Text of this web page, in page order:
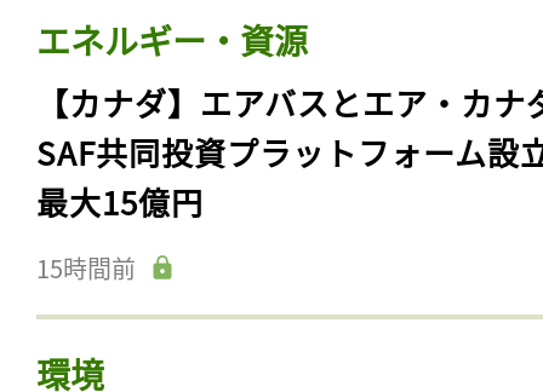
エネルギー・資源
【カナダ】エアバスとエア・カナ
SAF共同投資プラットフォーム設
最大15億円
15時間前
環境